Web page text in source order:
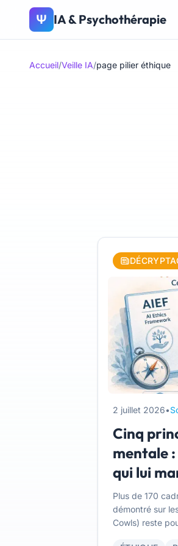
Ψ IA & Psychothérapie
Accueil/Veille IA/page pilier éthique
2 juillet 2026•
Cinq
mentale :
qui lui
Plus de 170
démontré sur
Cowls) reste